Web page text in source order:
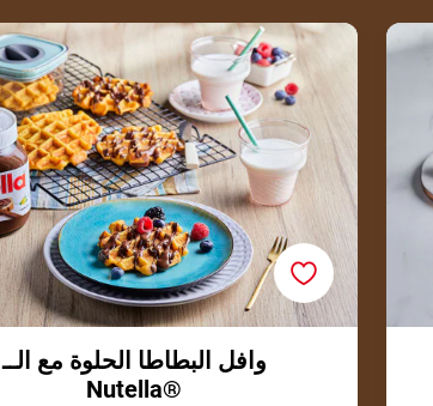
وافل البطاطا الحلوة مع الــ ®Nutella
وافل البطاطا الحلوة مع الــ
®Nutella